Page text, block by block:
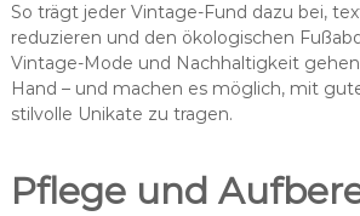
So trägt jeder Vintage-Fund dazu bei,
reduzieren und den ökologischen
Vintage-Mode und Nachhaltigkeit
Hand – und machen es möglich, mit
stilvolle Unikate zu tragen.
Pflege und